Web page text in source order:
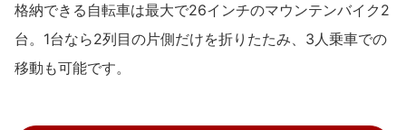
格納できる自転車は最大で26インチのマウンテンバイク2
台。1台なら2列目の片側だけを折りたたみ、3人乗車での
移動も可能です。